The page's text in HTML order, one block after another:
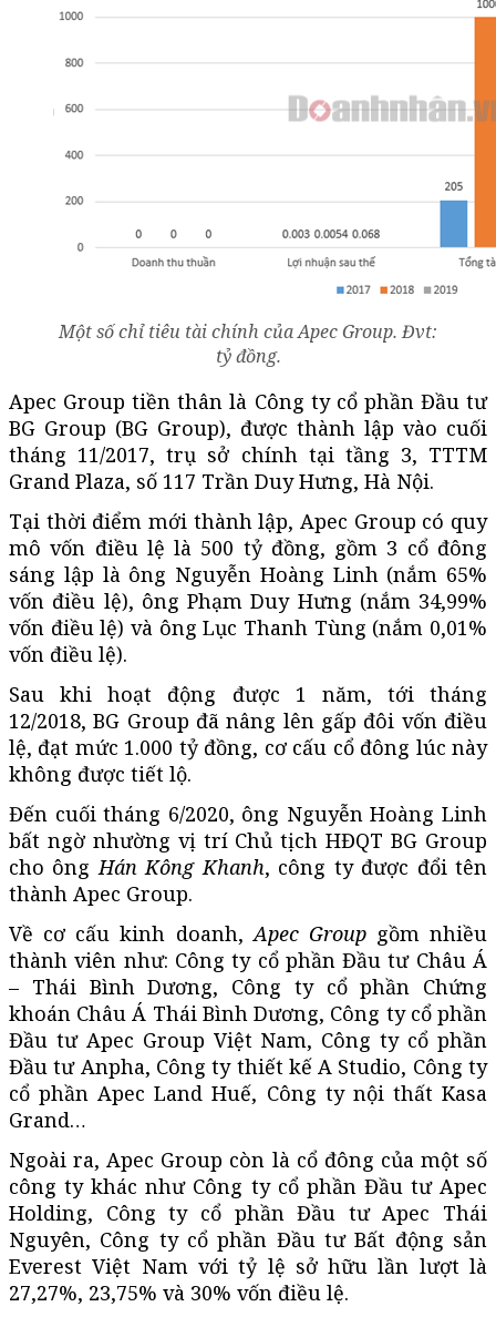
Một số chỉ tiêu tài chính của Apec Group. Đvt:
tỷ đồng.
Apec Group tiền thân là Công ty cổ phần Đầu tư
BG Group (BG Group), được thành lập vào cuối
tháng 11/2017, trụ sở chính tại tầng 3, TTTM
Grand Plaza, số 117 Trần Duy Hưng, Hà Nội.
Tại thời điểm mới thành lập, Apec Group có quy
mô vốn điều lệ là 500 tỷ đồng, gồm 3 cổ đông
sáng lập là ông Nguyễn Hoàng Linh (nắm 65%
vốn điều lệ), ông Phạm Duy Hưng (nắm 34,99%
vốn điều lệ) và ông Lục Thanh Tùng (nắm 0,01%
vốn điều lệ).
Sau khi hoạt động được 1 năm, tới tháng
12/2018, BG Group đã nâng lên gấp đôi vốn điều
lệ, đạt mức 1.000 tỷ đồng, cơ cấu cổ đông lúc này
không được tiết lộ.
Đến cuối tháng 6/2020, ông Nguyễn Hoàng Linh
bất ngờ nhường vị trí Chủ tịch HĐQT BG Group
cho ôngHán Kông Khanh, công ty được đổi tên
thành Apec Group.
Về cơ cấu kinh doanh,Apec Groupgồm nhiều
thành viên như: Công ty cổ phần Đầu tư Châu Á
– Thái Bình Dương, Công ty cổ phần Chứng
khoán Châu Á Thái Bình Dương, Công ty cổ phần
Đầu tư Apec Group Việt Nam, Công ty cổ phần
Đầu tư Anpha, Công ty thiết kế A Studio, Công ty
cổ phần Apec Land Huế, Công ty nội thất Kasa
Grand…
Ngoài ra, Apec Group còn là cổ đông của một số
công ty khác như Công ty cổ phần Đầu tư Apec
Holding, Công ty cổ phần Đầu tư Apec Thái
Nguyên, Công ty cổ phần Đầu tư Bất động sản
Everest Việt Nam với tỷ lệ sở hữu lần lượt là
27,27%, 23,75% và 30% vốn điều lệ.